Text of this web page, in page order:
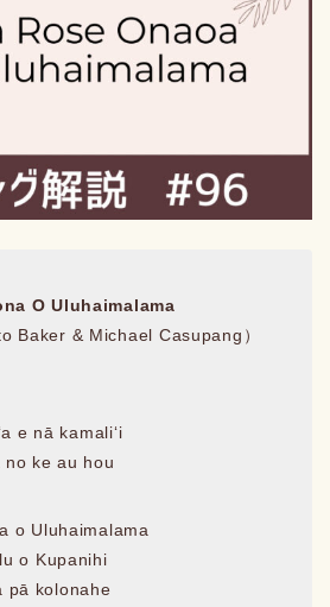
O Uluhaimalama
Baker & Michael Casupang）
e nā kamaliʻi
no ke au hou
o Uluhaimalama
o Kupanihi
pā kolonahe